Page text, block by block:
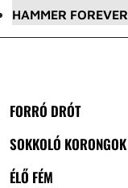
HAMMER FOREVER
FORRÓ DRÓT
SOKKOLÓ KORONGOK
ÉLŐ FÉM